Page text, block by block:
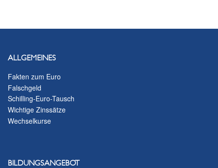
ALLGEMEINES
Fakten zum Euro
Falschgeld
Schilling-Euro-Tausch
Wichtige Zinssätze
Wechselkurse
BILDUNGSANGEBOT